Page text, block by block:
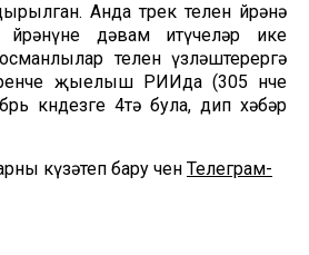
Анда төрек телен өйрәнә
дәвам итүчеләр ике
телен үзләштерергә
җыелыш РИИда (305 нче
көндезге 4тә була, дип хәбәр
күзәтеп бару өчен Телеграм-